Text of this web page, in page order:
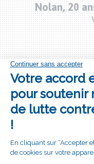
Nolan, 20
Bouton
"je
m'engage"
# LE